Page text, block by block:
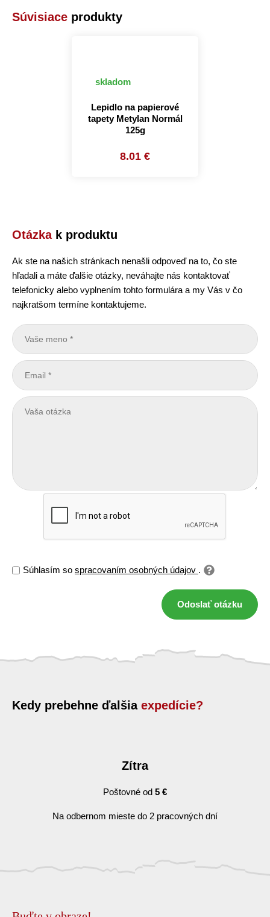
Súvisiace produkty
skladom
Lepidlo na papierové
tapety Metylan Normál
125g
8.01 €
Otázkak produktu
Ak ste na našich stránkach nenašli odpoveď na to, čo ste
hľadali a máte ďalšie otázky, neváhajte nás kontaktovať
telefonicky alebo vyplnením tohto formulára a my Vás v čo
najkratšom termíne kontaktujeme.
Súhlasím so spracovaním osobných údajov .
Odoslať otázku
Kedy prebehne ďalšia expedície?
Zítra
Poštovné od 5 €
Na odbernom mieste do 2 pracovných dní